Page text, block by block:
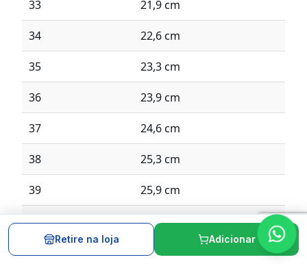
33 21,9 cm
34 22,6 cm
35 23,3 cm
36 23,9 cm
37 24,6 cm
38 25,3 cm
39 25,9 cm
40 26,6 cm
Retire na loja Adicionar